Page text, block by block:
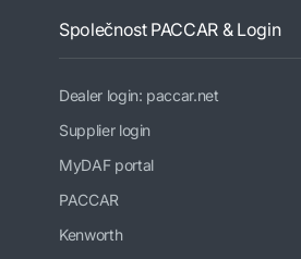
Společnost PACCAR & Login
Dealer login: paccar.net
Supplier login
MyDAF portal
PACCAR
Kenworth